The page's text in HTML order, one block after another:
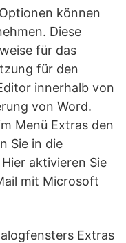
können
Diese
für das
für den
innerhalb von
von Word.
Menü Extras den
Sie in die
aktivieren Sie
mit Microsoft
Extras